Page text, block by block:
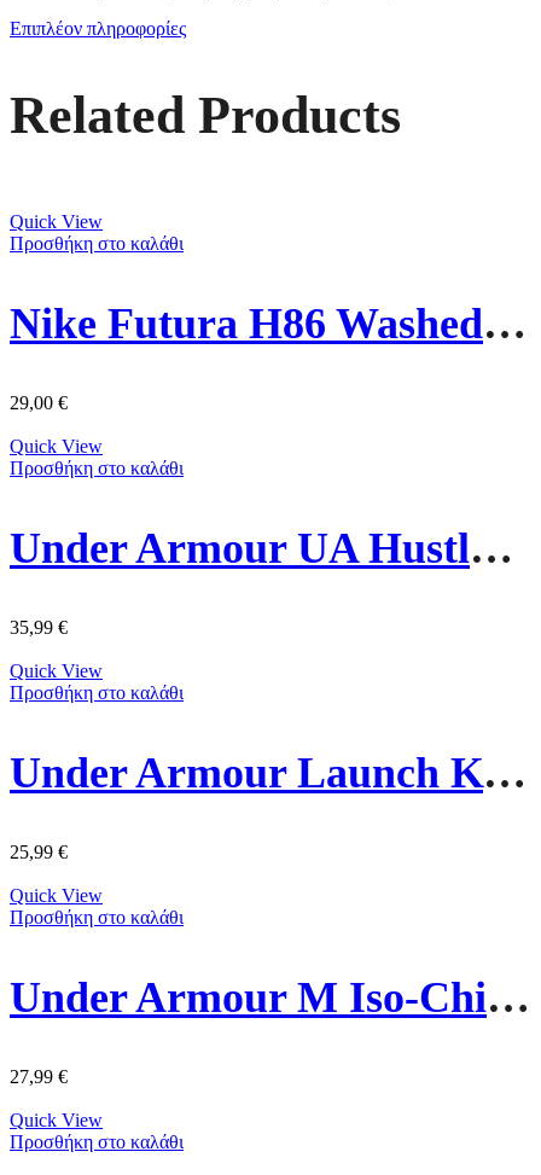
Επιπλέον πληροφορίες
Related Products
Quick View
Προσθήκη στο καλάθι
Nike Futura H86 Washed Καπέλο 913011-636 Πράσινο
29,00 €
Quick View
Προσθήκη στο καλάθι
Under Armour UA Hustle Lite Σακίδιο Πλάτης 1364180-410 Μπλε
35,99 €
Quick View
Προσθήκη στο καλάθι
Under Armour Launch Καπέλο Visor 1383480-001 Μαύρο
25,99 €
Quick View
Προσθήκη στο καλάθι
Under Armour M Iso-Chill Armourvent Καπέλο 1383440-100 Λευκό
27,99 €
Quick View
Προσθήκη στο καλάθι